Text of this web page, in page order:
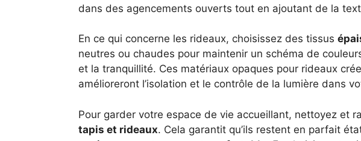
dans des agencements ouverts tout en ajoutant de la
En ce qui concerne les rideaux, choisissez des tissus
neutres ou chaudes pour maintenir un schéma de
et la tranquillité. Ces matériaux opaques pour rideaux
amélioreront l’isolation et le contrôle de la lumière dans
Pour garder votre espace de vie accueillant, nettoyez et
tapis et rideaux. Cela garantit qu’ils restent en parfait